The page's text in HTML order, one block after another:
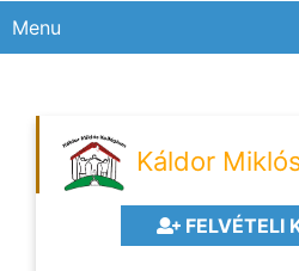
Menu
Káldor
FELVÉTELI